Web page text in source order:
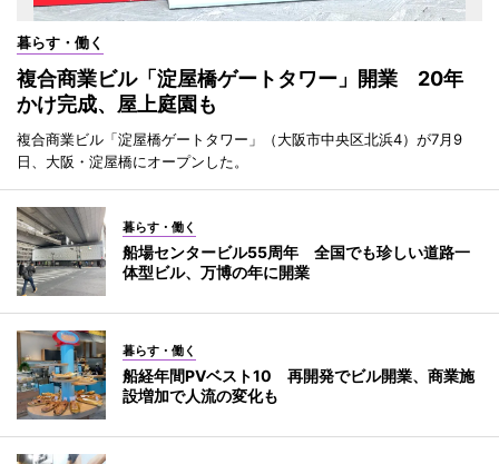
暮らす・働く
複合商業ビル「淀屋橋ゲートタワー」開業 20年
かけ完成、屋上庭園も
複合商業ビル「淀屋橋ゲートタワー」（大阪市中央区北浜4）が7月9
日、大阪・淀屋橋にオープンした。
暮らす・働く
船場センタービル55周年 全国でも珍しい道路一
体型ビル、万博の年に開業
暮らす・働く
船経年間PVベスト10 再開発でビル開業、商業施
設増加で人流の変化も